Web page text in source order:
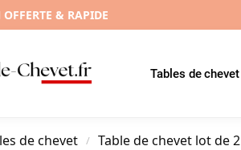
& RAPIDE
Tables de chevet
de chevet / Table de chevet lot de 2